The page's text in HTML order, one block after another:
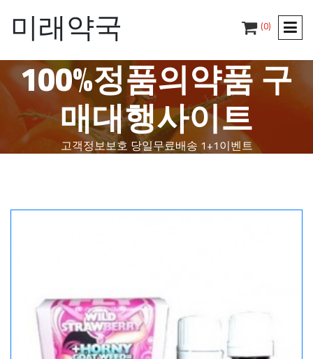
미래약국 (0)
100%정품의약품 구
매대행사이트
고객정보보호 당일무료배송 1+1이벤트